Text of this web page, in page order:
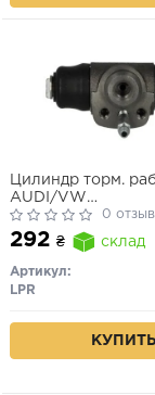
Цилиндр торм.
AUDI/VW
80/CADDY/GOLF/
во LPR)
0
292 ₴ склад
Артикул:
LPR
КУПИТЬ